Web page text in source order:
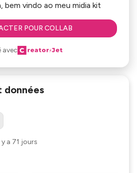
bem vindo ao meu midia kit
POUR COLLAB
avec
données
y a 71 jours